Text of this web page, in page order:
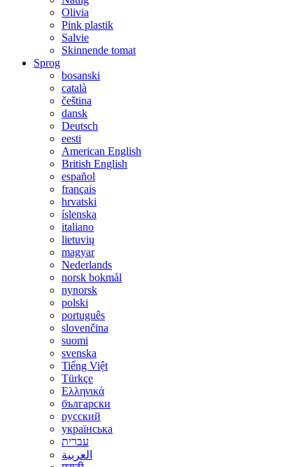
Olivia
Pink plastik
Salvie
Skinnende tomat
Sprog
bosanski
català
čeština
dansk
Deutsch
eesti
American English
British English
español
français
hrvatski
íslenska
italiano
lietuvių
magyar
Nederlands
norsk bokmål
nynorsk
polski
português
slovenčina
suomi
svenska
Tiếng Việt
Türkçe
Ελληνικά
български
русский
українська
עברית
العربية